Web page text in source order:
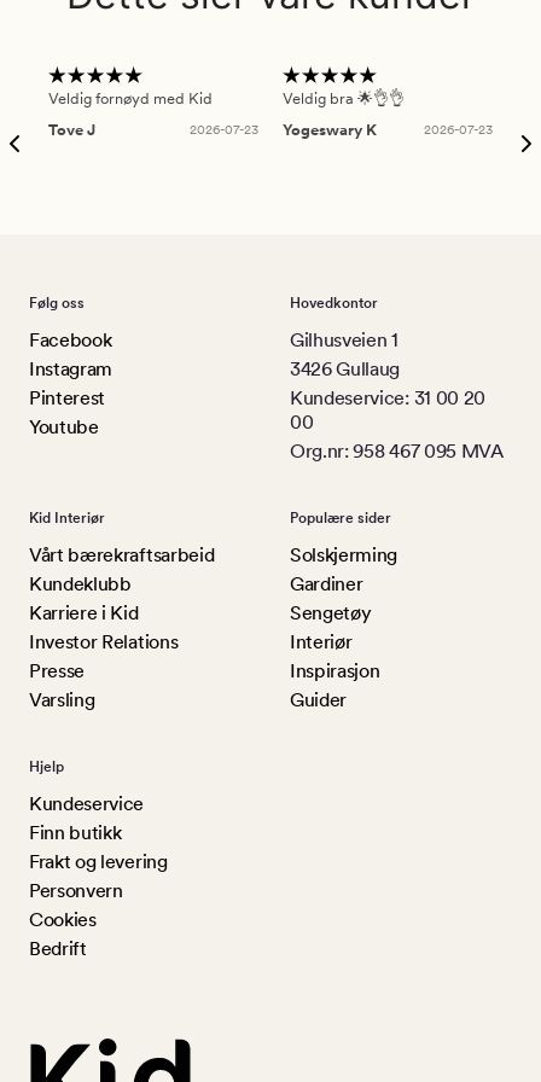
Veldig fornøyd med Kid
Tove J
2026-07-23
Veldig bra 🌟👌👌
Yogeswary K
2026-07-23
Følg oss
Facebook
Instagram
Pinterest
Youtube
Hovedkontor
Gilhusveien 1
3426 Gullaug
Kundeservice: 31 00 20
00
Org.nr: 958 467 095 MVA
Kid Interiør
Vårt bærekraftsarbeid
Kundeklubb
Karriere i Kid
Investor Relations
Presse
Varsling
Populære sider
Solskjerming
Gardiner
Sengetøy
Interiør
Inspirasjon
Guider
Hjelp
Kundeservice
Finn butikk
Frakt og levering
Personvern
Cookies
Bedrift